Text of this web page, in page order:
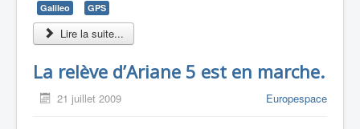
Galileo GPS
Lire la suite...
La relève d’Ariane 5 est en marche.
21 juillet 2009 Europespace